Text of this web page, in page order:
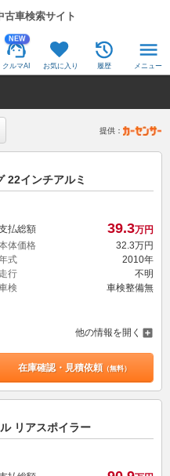
古車検索サイト
NEW
クルマAI お気に入り 履歴 メニュー
提供：
22インチアルミ
払総額 39.3万円
体価格
32.3万円
式
2010年
走行
不明
検
車検整備無
他の情報を開く
在庫確認・見積依頼（無料）
リアスポイラー